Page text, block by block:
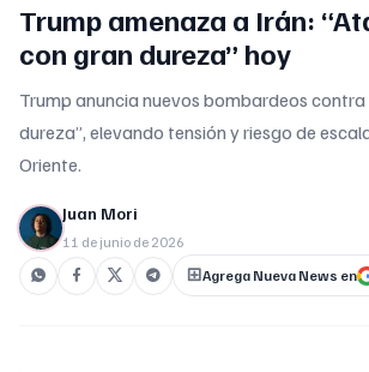
Trump amenaza a Irán:
con gran dureza” hoy
Trump anuncia nuevos bombardeos contra
dureza”, elevando tensión y riesgo de
Oriente.
Juan Mori
11 de junio de 2026
Agrega Nueva News en